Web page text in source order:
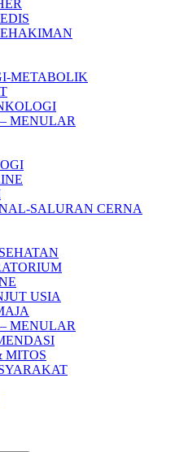
METABOLIK
MENULAR
SALURAN CERNA
USIA
MENULAR
MITOS